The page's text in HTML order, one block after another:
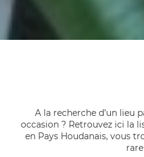
A la recherche d’un lieu
occasion ? Retrouvez ici la
en Pays Houdanais, vous